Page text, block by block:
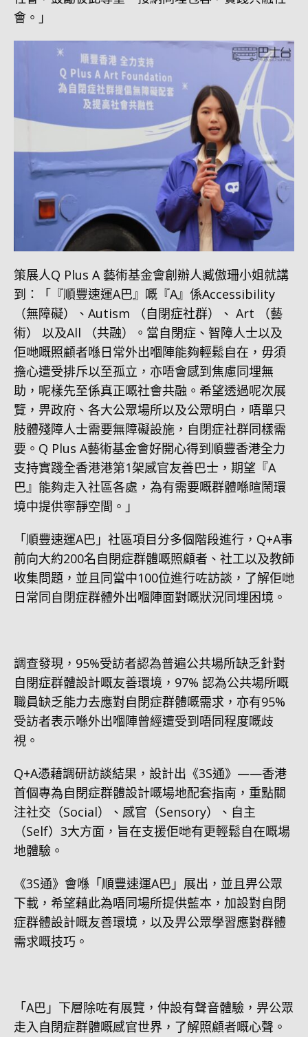
會。」
策展人Q Plus A 藝術基金會創辦人臧傲珊小姐就講
到：「『順豐速運A巴』嘅『A』係Accessibility
（無障礙）、Autism （自閉症社群）、 Art （藝
術） 以及All （共融）。當自閉症、智障人士以及
佢哋嘅照顧者喺日常外出嗰陣能夠輕鬆自在，毋須
擔心遭受排斥以至孤立，亦唔會感到焦慮同埋無
助，呢樣先至係真正嘅社會共融。希望透過呢次展
覽，畀政府、各大公眾場所以及公眾明白，唔單只
肢體殘障人士需要無障礙設施，自閉症社群同樣需
要。Q Plus A藝術基金會好開心得到順豐香港全力
支持實踐全香港港第1架感官友善巴士，期望『A
巴』能夠走入社區各處，為有需要嘅群體喺暄鬧環
境中提供寧靜空間。」
「順豐速運A巴」社區項目分多個階段進行，Q+A事
前向大約200名自閉症群體嘅照顧者、社工以及教師
收集問題，並且同當中100位進行咗訪談，了解佢哋
日常同自閉症群體外出嗰陣面對嘅狀況同埋困境。
調查發現，95%受訪者認為普遍公共場所缺乏針對
自閉症群體設計嘅友善環境，97% 認為公共場所嘅
職員缺乏能力去應對自閉症群體嘅需求，亦有95%
受訪者表示喺外出嗰陣曾經遭受到唔同程度嘅歧
視。
Q+A憑藉調研訪談結果，設計出《3S通》——香港
首個專為自閉症群體設計嘅場地配套指南，重點關
注社交（Social）、感官（Sensory）、自主
（Self）3大方面，旨在支援佢哋有更輕鬆自在嘅場
地體驗。
《3S通》會喺「順豐速運A巴」展出，並且畀公眾
下載，希望藉此為唔同場所提供藍本，加設對自閉
症群體設計嘅友善環境，以及畀公眾學習應對群體
需求嘅技巧。
「A巴」下層除咗有展覽，仲設有聲音體驗，畀公眾
走入自閉症群體嘅感官世界，了解照顧者嘅心聲。